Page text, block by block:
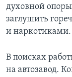
духовной
заглушить
и наркотиками.
В поисках
на автозавод.